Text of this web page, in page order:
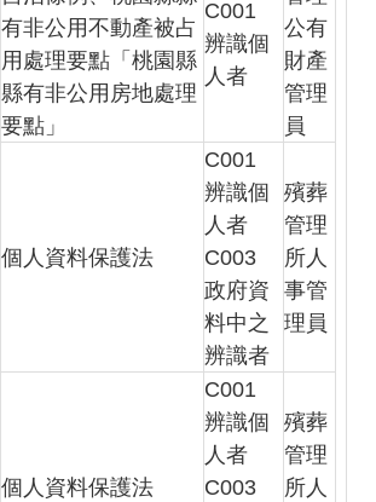
有非公用不動產被占
用處理要點「桃園縣
縣有非公用房地處理
要點」
C001
辨識個
人者
公有
財產
管理
員
個人資料保護法
C001
辨識個
人者
C003
政府資
料中之
辨識者
殯葬
管理
所人
事管
理員
個人資料保護法
C001
辨識個
人者
C003
殯葬
管理
所人